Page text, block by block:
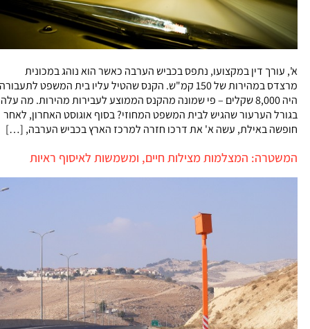
א', עורך דין במקצועו, נתפס בכביש הערבה כאשר הוא נוהג במכונית
מרצדס במהירות של 150 קמ"ש. הקנס שהטיל עליו בית המשפט לתעבורה
היה 8,000 שקלים – פי שמונה מהקנס הממוצע לעבירות מהירות. מה עלה
בגורל הערעור שהגיש לבית המשפט המחוזי? בסוף אוגוסט האחרון, לאחר
חופשה באילת, עשה א' את דרכו חזרה למרכז הארץ בכביש הערבה, […]
המשטרה: המצלמות מצילות חיים, ומשמשות לאיסוף ראיות